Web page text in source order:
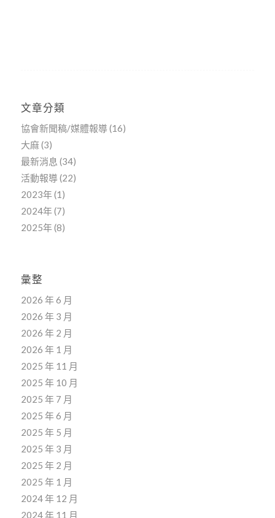
文章分類
協會新聞稿/媒體報導 (16)
大麻(3)
最新消息 (34)
活動報導 (22)
2023年(1)
2024年(7)
2025年(8)
彙整
2026 年 6 月
2026 年 3 月
2026 年 2 月
2026 年 1 月
2025 年 11 月
2025 年 10 月
2025 年 7 月
2025 年 6 月
2025 年 5 月
2025 年 3 月
2025 年 2 月
2025 年 1 月
2024 年 12 月
2024 年 11 月